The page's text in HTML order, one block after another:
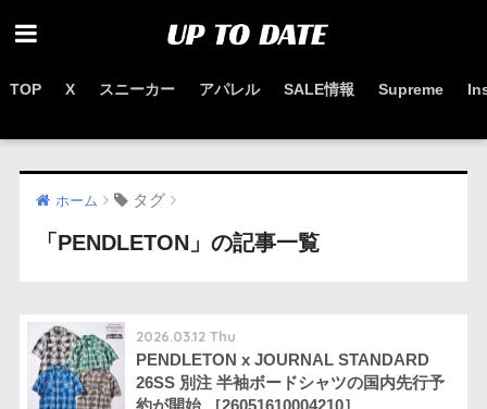
TOP X スニーカー アパレル SALE情報 Supreme
ホーム タグ
「PENDLETON」の記事一覧
2026.03.12 Thu
PENDLETON x JOURNAL STANDARD
26SS 別注 半袖ボードシャツの国内先行予
約が開始 ［26051610004210］